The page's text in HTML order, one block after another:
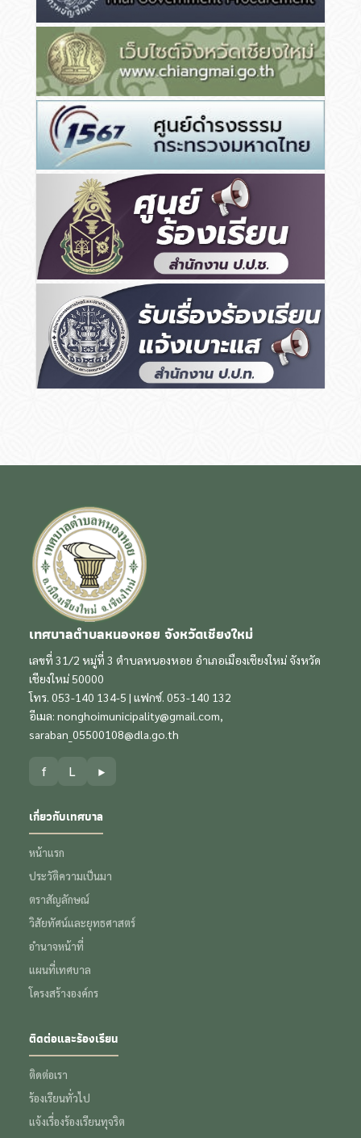
เทศบาลตำบลหนองหอย จังหวัดเชียงใหม่
เลขที่ 31/2 หมู่ที่ 3 ตำบลหนองหอย อำเภอเมืองเชียงใหม่ จังหวัด
เชียงใหม่ 50000
โทร. 053-140 134-5 | แฟกซ์. 053-140 132
อีเมล: nonghoimunicipality@gmail.com,
saraban_05500108@dla.go.th
f L ▶
เกี่ยวกับเทศบาล
หน้าแรก
ประวัติความเป็นมา
ตราสัญลักษณ์
วิสัยทัศน์และยุทธศาสตร์
อำนาจหน้าที่
แผนที่เทศบาล
โครงสร้างองค์กร
ติดต่อและร้องเรียน
ติดต่อเรา
ร้องเรียนทั่วไป
แจ้งเรื่องร้องเรียนทุจริต